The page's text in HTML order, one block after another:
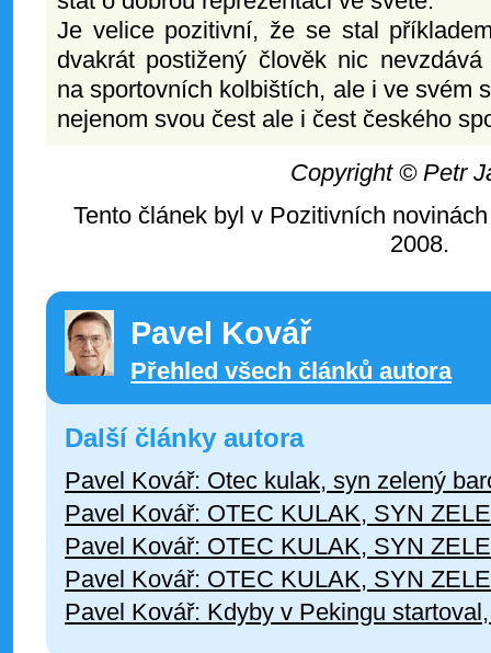
Je velice pozitivní, že se stal
dvakrát postižený člověk nic
na sportovních kolbištích, ale i ve svém
nejenom svou čest ale i čest českého
Copyright © Petr
Tento článek byl v Pozitivních
2008.
Pavel Kovář
Přehled všech článků autora
Další články autora
Pavel Kovář: Otec kulak, syn zelený
Pavel Kovář: OTEC KULAK, SYN
Pavel Kovář: OTEC KULAK, SYN
Pavel Kovář: OTEC KULAK, SYN
Pavel Kovář: Kdyby v Pekingu